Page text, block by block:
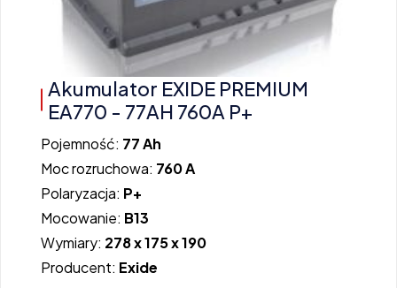
Akumulator EXIDE PREMIUM
EA770 - 77AH 760A P+
Pojemność: 77 Ah
Moc rozruchowa: 760 A
Polaryzacja: P+
Mocowanie: B13
Wymiary: 278 x 175 x 190
Producent: Exide